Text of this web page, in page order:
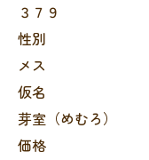
３７９
性別
メス
仮名
芽室（めむろ）
価格